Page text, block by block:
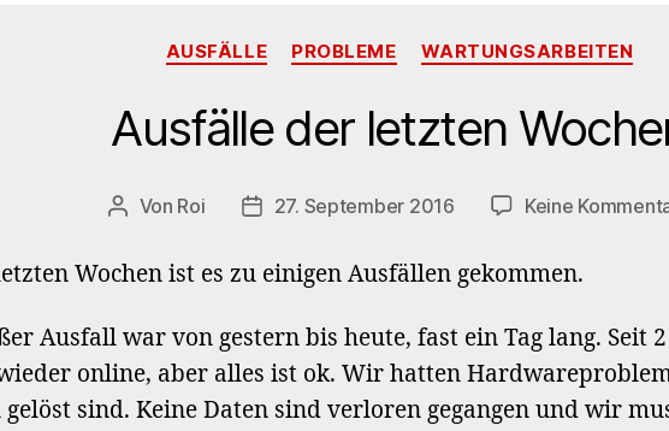
Kategorien
AUSFÄLLE PROBLEME WARTUNGSARBEITEN
Ausfälle der letzten
Beitragsautor
Von Roi Veröffentlichungsdatum
27. September 2016 Keine
Wochen ist es zu einigen Ausfällen gekommen.
Ausfall war von gestern bis heute, fast ein Tag lang. Seit
online, aber alles ist ok. Wir hatten
gelöst sind. Keine Daten sind verloren gegangen und wir